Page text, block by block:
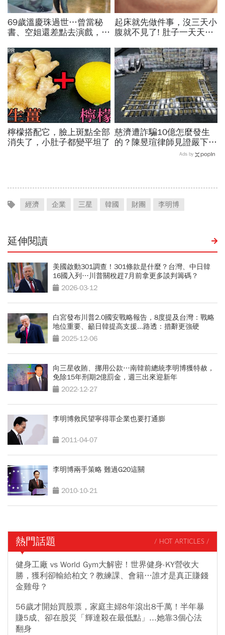
69歲溫慶珠過世…曾當秘
書、空姐還差點去演戲，擁
好友悼：她活成一件作品
起床就先做件事，沒三天小
腹就不見了! 肚子一天天變
檸檬搭配它，臉上斑點全部
消失了，小肚子都變平坦了
PR
慈濟遭詐騙10億怎麼發生
的？陳昱瑄律師見證嚴下跪
博信任！豪宅藏158公斤黃
Ads by
經濟 企業 三星 韓國 財團 李明博
延伸閱讀
美國啟動301調查！301條款是什麼？台灣、中日韓
16國入列…川普關稅趕7月前拿更多談判籌碼？
2026-03-12
白宮發布川普2.0國安戰略報告，8度提及台灣：戰略
地位重要、籲日韓提高支援...路透：措辭更強硬
2025-12-06
向三星收賄、挪用公款…南韓前總統李明博獲特赦，
免除15年刑期2億罰金，週三出來迎新年
2022-12-27
李明博救民望寧得罪企業也要打通膨
2011-04-07
李明博兩手策略 難過G20這關
2010-10-21
熱門話題 / HOT ARTICLES /
健身工廠 vs World Gym大解密！世界健身-KY營收大
勝，獲利卻輸給柏文？教練課、會籍…誰才是真正賺錢
金雞母？
56歲才開始買股票，家庭主婦8年滾出8千萬！半年暴
賺5成、卻在股災「輝達殺在最低點」...她靠3個心法
翻身